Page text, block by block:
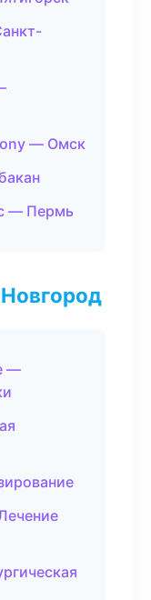
— Омск
— Пермь
—